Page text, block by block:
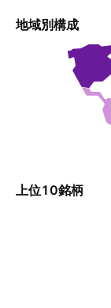
地域別構成
上位10銘柄